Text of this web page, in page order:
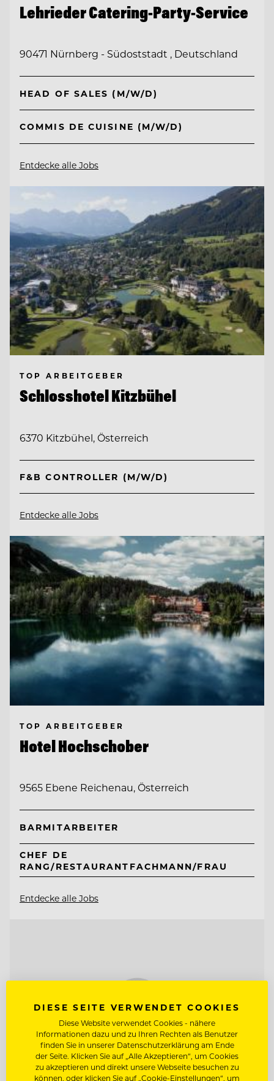
Lehrieder Catering-Party-Service
90471 Nürnberg - Südoststadt , Deutschland
HEAD OF SALES (M/W/D)
COMMIS DE CUISINE (M/W/D)
Entdecke alle Jobs
TOP ARBEITGEBER
Schlosshotel Kitzbühel
6370 Kitzbühel, Österreich
F&B CONTROLLER (M/W/D)
Entdecke alle Jobs
TOP ARBEITGEBER
Hotel Hochschober
9565 Ebene Reichenau, Österreich
BARMITARBEITER
CHEF DE
RANG/RESTAURANTFACHMANN/FRAU
Entdecke alle Jobs
DIESE SEITE VERWENDET COOKIES
Diese Website verwendet Cookies - nähere
Informationen dazu und zu Ihren Rechten als Benutzer
finden Sie in unserer Datenschutzerklärung am Ende
der Seite. Klicken Sie auf „Alle Akzeptieren“, um Cookies
zu akzeptieren und direkt unsere Webseite besuchen zu
können, oder klicken Sie auf „Cookie-Einstellungen“, um